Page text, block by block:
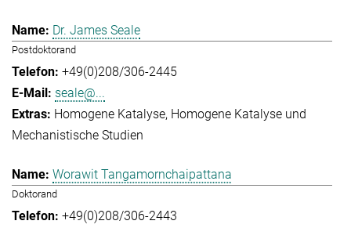
Dr. James Seale
Postdoktorand
+49(0)208/306-2445
seale@...
Homogene Katalyse Homogene Katalyse und
Mechanistische Studien
Worawit Tangamornchaipattana
Doktorand
+49(0)208/306-2443